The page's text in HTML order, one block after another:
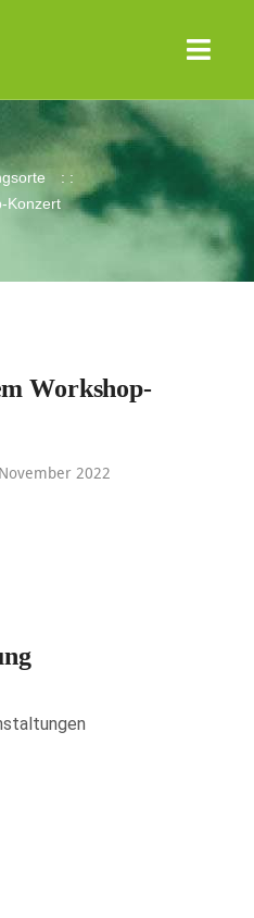
Workshop-
Konzert
Workshop-
2022